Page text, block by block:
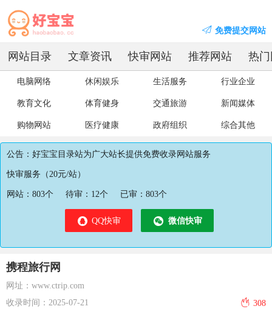
免费提交网站
网站目录 文章资讯 快审网站 推荐网站 热
电脑网络 休闲娱乐 生活服务 行业企业
教育文化 体育健身 交通旅游 新闻媒体
购物网站 医疗健康 政府组织 综合其他
公告：好宝宝目录站为广大站长提供免费收录网站服务
快审服务（20元/站）
网站： 803个 待审： 12个 已审： 803个
QQ快审 微信快审
携程旅行网
网址：www.ctrip.com
收录时间：2025-07-21
308